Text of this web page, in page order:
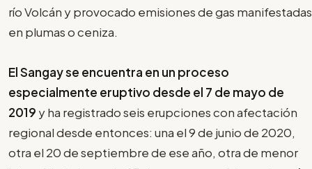
río Volcán y provocado emisiones de gas manifestadas
en plumas o ceniza.
El Sangay se encuentra en un proceso
especialmente eruptivo desde el 7 de mayo de
2019 y ha registrado seis erupciones con afectación
regional desde entonces: una el 9 de junio de 2020,
otra el 20 de septiembre de ese año, otra de menor